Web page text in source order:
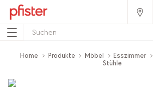
Home Produkte Möbel Esszimmer
Stühle